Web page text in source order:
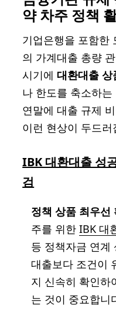
약 차주 정책
기업은행을 포함한
의 가계대출 총량
시기에 대환대출
나 한도를 축소하
연말에 대출 규제
이런 현상이 두드러
IBK 대환대출 성
검
정책 상품 최우선
주를 위한IBK 대
등 정책자금 연계
대출보다 조건이
지 신속히 확인하
는 것이 중요합니